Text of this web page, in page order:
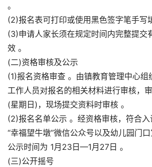
。
(2)报名表可打印或使用黑色签字笔手写
(3)申请人家长须在规定时间内完整提交
效 。
(二)资格审核及公示
(1)报名资格审查 。由镇教育管理中心组
工作人员对报名的相关材料进行审核，
(星期日)，现场提交资料时审核 。
(2)报名名单公示 。经资格审核，符合
“幸福望牛墩”微信公众号以及幼儿园门口
公示时间为 1月23日—1月27日 。
(三)公开摇号